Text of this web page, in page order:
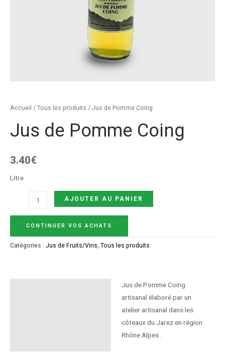
Accueil / Tous les produits / Jus de Pomme Coing
Jus de Pomme Coing
3.40€
Litre
AJOUTER AU PANIER
CONTINUER VOS ACHATS
Catégories : Jus de Fruits/Vins, Tous les produits
Jus de Pomme Coing
artisanal élaboré par un
atelier artisanal dans les
côteaux du Jarez en région
Rhône Alpes .